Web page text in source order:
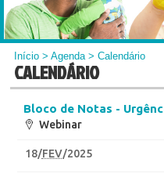
Início >Agenda> Calendário
CALENDÁRIO
Bloco de Notas -
Webinar
18/FEV/2025